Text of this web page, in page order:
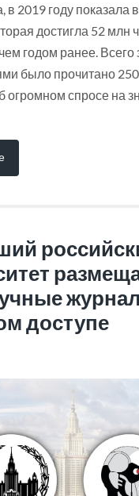
в 2019 году показала
достигла 52 млн
годом ранее. Всего
было прочитано 250
огромном спросе на
доступе